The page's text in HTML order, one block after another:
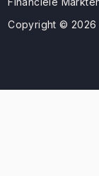
Copyright © 2026